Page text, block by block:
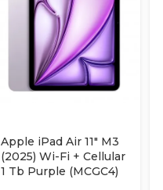
Apple iPad Air 11" M3
(2025) Wi-Fi + Cellular
1 Tb Purple (MCGC4)